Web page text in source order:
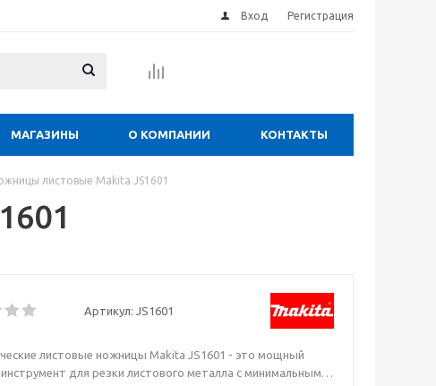
Вход Регистрация
МАГАЗИНЫ О КОМПАНИИ КОНТАКТЫ
листовые Makita JS1601
Артикул: JS1601
листовые ножницы Makita JS1601 - это мощный
инструмент для резки листового металла с минимальным